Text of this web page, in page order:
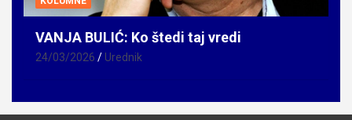
VANJA BULIĆ: Ko štedi taj vredi
24/03/2026 Urednik